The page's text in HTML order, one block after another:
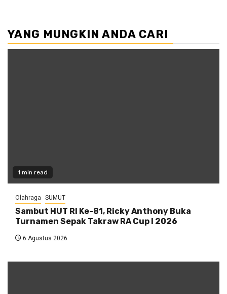
YANG MUNGKIN ANDA CARI
1 min read
Olahraga SUMUT
Sambut HUT RI Ke-81, Ricky Anthony Buka
Turnamen Sepak Takraw RA Cup I 2026
6 Agustus 2026